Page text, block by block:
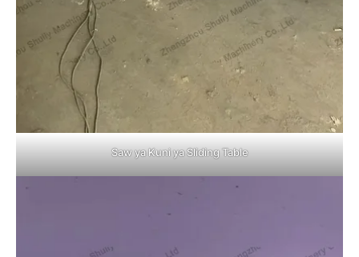
Saw ya Kuni ya Sliding Table